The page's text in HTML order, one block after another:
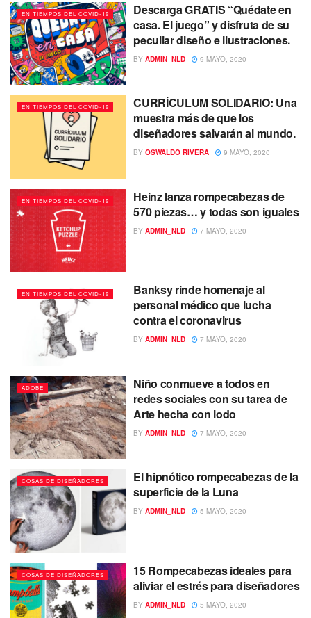
EN TIEMPOS DEL COVID-19
Descarga GRATIS “Quédate en
casa. El juego” y disfruta de su
peculiar diseño e ilustraciones.
BY ADMIN_NLD 9 MAYO, 2020
EN TIEMPOS DEL COVID-19
CURRÍCULUM SOLIDARIO: Una
muestra más de que los
diseñadores salvarán al mundo.
BY OSWALDO RIVERA 9 MAYO, 2020
EN TIEMPOS DEL COVID-19
Heinz lanza rompecabezas de
570 piezas… y todas son iguales
BY ADMIN_NLD 7 MAYO, 2020
EN TIEMPOS DEL COVID-19
Banksy rinde homenaje al
personal médico que lucha
contra el coronavirus
BY ADMIN_NLD 7 MAYO, 2020
ADOBE
Niño conmueve a todos en
redes sociales con su tarea de
Arte hecha con lodo
BY ADMIN_NLD 7 MAYO, 2020
COSAS DE DISEÑADORES
El hipnótico rompecabezas de la
superficie de la Luna
BY ADMIN_NLD 5 MAYO, 2020
COSAS DE DISEÑADORES
15 Rompecabezas ideales para
aliviar el estrés para diseñadores
BY ADMIN_NLD 5 MAYO, 2020